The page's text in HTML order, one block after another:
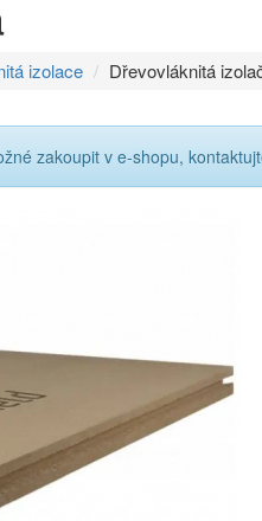
izolace Dřevovláknitá
zakoupit v e-shopu,